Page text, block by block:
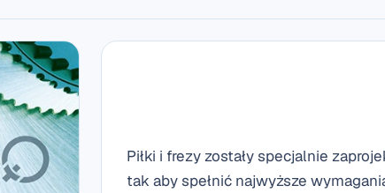
Piłki i frezy zostały specjalnie
tak aby spełnić najwyższe